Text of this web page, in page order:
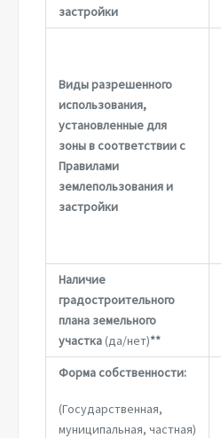
застройки
Виды разрешенного
использования,
установленные для
зоны в соответствии с
Правилами
землепользования и
застройки
Наличие
градостроительного
плана земельного
участка(да/нет)**
Форма собственности:
(Государственная,
муниципальная, частная)